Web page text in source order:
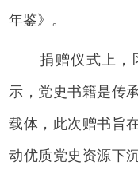
年鉴》。
捐赠仪式上，
示，党史书籍是传
载体，此次赠书旨
动优质党史资源下